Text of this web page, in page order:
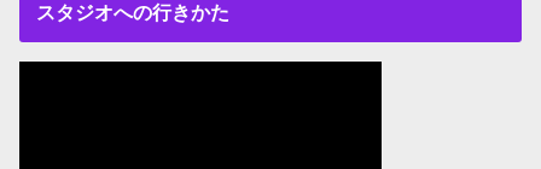
スタジオへの行きかた